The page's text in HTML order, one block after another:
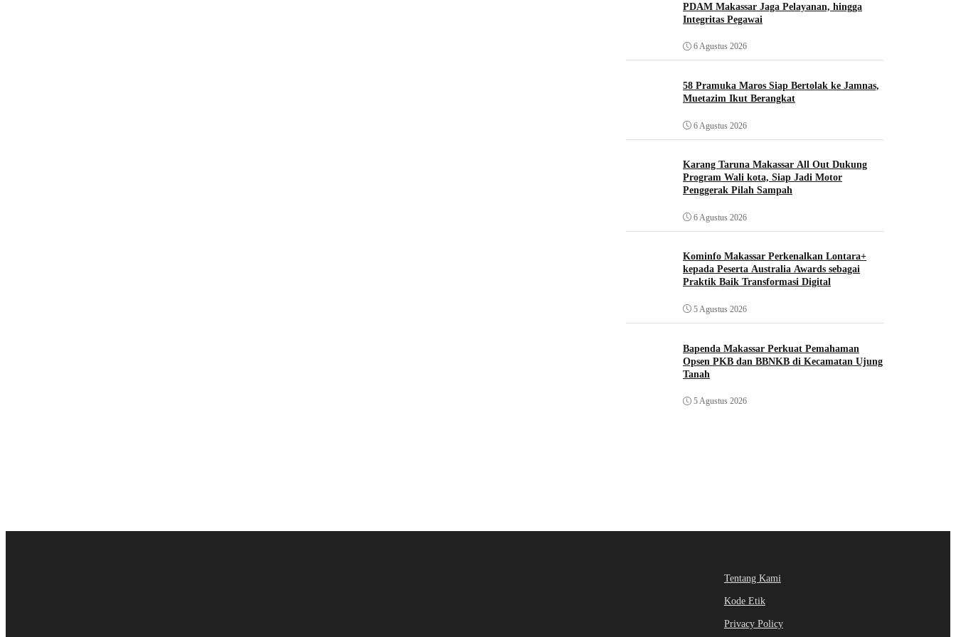
PDAM Makassar Jaga Pelayanan, hingga
Integritas Pegawai
6 Agustus 2026
58 Pramuka Maros Siap Bertolak ke Jamnas,
Muetazim Ikut Berangkat
6 Agustus 2026
Karang Taruna Makassar All Out Dukung
Program Wali kota, Siap Jadi Motor
Penggerak Pilah Sampah
6 Agustus 2026
Kominfo Makassar Perkenalkan Lontara+
kepada Peserta Australia Awards sebagai
Praktik Baik Transformasi Digital
5 Agustus 2026
Bapenda Makassar Perkuat Pemahaman
Opsen PKB dan BBNKB di Kecamatan Ujung
Tanah‎
5 Agustus 2026
Tentang Kami
Kode Etik
Privacy Policy